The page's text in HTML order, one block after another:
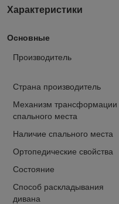
Характеристики
Основные
Производитель
Страна производитель
Механизм трансформации
спального места
Наличие спального места
Ортопедические свойства
Состояние
Способ раскладывания
дивана